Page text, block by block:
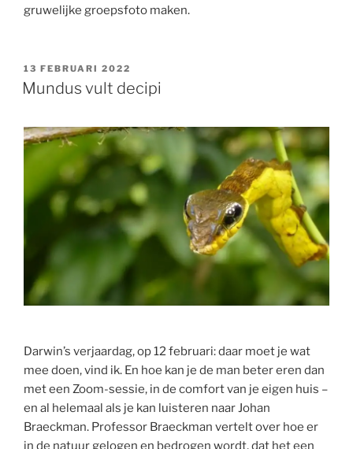
gruwelijke groepsfoto maken.
GEPLAATST
OP
13 FEBRUARI 2022
Mundus vult decipi
Darwin’s verjaardag, op 12 februari: daar moet je wat
mee doen, vind ik. En hoe kan je de man beter eren dan
met een Zoom-sessie, in de comfort van je eigen huis –
en al helemaal als je kan luisteren naar Johan
Braeckman. Professor Braeckman vertelt over hoe er